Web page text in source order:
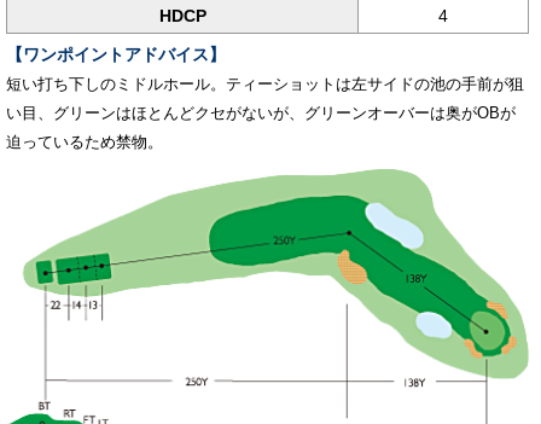
HDCP
4
【ワンポイントアドバイス】
短い打ち下しのミドルホール。ティーショットは左サイドの池の手前が狙
い目、グリーンはほとんどクセがないが、グリーンオーバーは奥がOBが
迫っているため禁物。